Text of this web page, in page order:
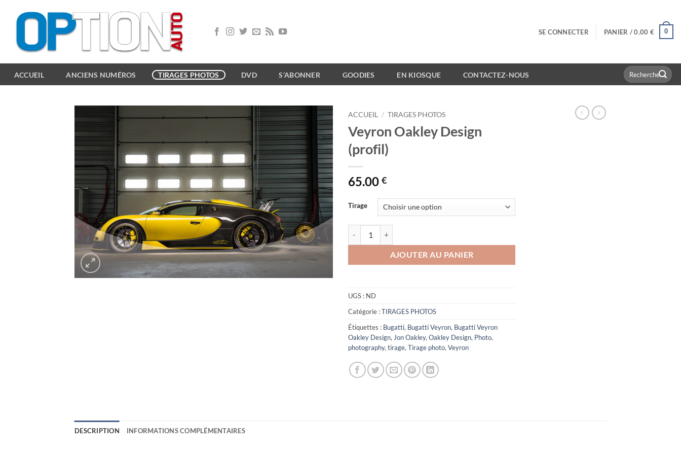
SE CONNECTER PANIER /0.00 € 0
ACCUEIL ANCIENS NUMÉROS TIRAGES PHOTOS DVD S’ABONNER GOODIES EN KIOSQUE CONTACTEZ-NOUS
Recherche
pour :
ACCUEIL / TIRAGES PHOTOS
Veyron Oakley Design
(profil)
65.00 €
Tirage
AJOUTER AU PANIER
UGS : ND
Catégorie :TIRAGES PHOTOS
Étiquettes : Bugatti, Bugatti Veyron, Bugatti Veyron
Oakley Design, Jon Oakley, Oakley Design, Photo,
photography, tirage, Tirage photo, Veyron
DESCRIPTION INFORMATIONS COMPLÉMENTAIRES